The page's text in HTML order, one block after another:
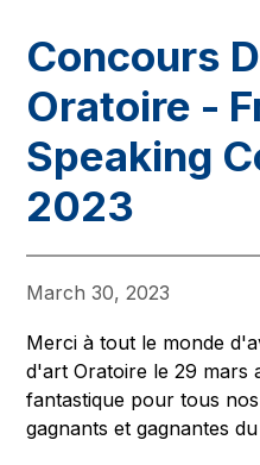
Concours
Oratoire -
Speaking
2023
March 30, 2023
Merci à tout le monde
d'art Oratoire le 29 mars
fantastique pour tous
gagnants et gagnantes